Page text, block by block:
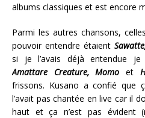
albums classiques et est encore
Parmi les autres chansons,
pouvoir entendre étaient
si je l’avais déjà entendue je
Amattare Creature, Momo et
frissons. Kusano a confié que
l’avait pas chantée en live car il
haut et ça n’est pas évident